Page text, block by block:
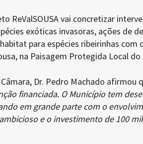
ReValSOUSA vai concretizar
exóticas invasoras, ações de
para espécies ribeirinhas
na Paisagem Protegida Local do
Dr. Pedro Machado afirmou
financiada. O Município tem
em grande parte com o
e o investimento de 100